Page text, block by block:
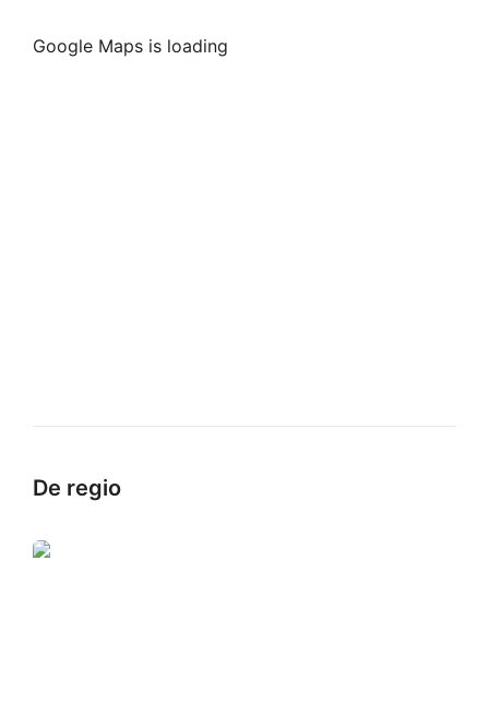
Google Maps is loading
De regio